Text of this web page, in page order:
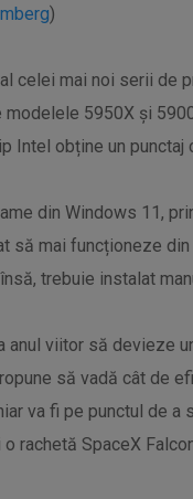
)
celei mai noi serii de
modelele 5950X și
Intel obține un punctaj
din Windows 11,
să mai funcționeze
trebuie instalat
anul viitor să devieze
să vadă cât de
va fi pe punctul de a
rachetă SpaceX